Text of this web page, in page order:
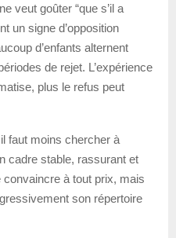
veut goûter “que s’il a
un signe d’opposition
d’enfants alternent
de rejet. L’expérience
plus le refus peut
faut moins chercher à
cadre stable, rassurant et
convaincre à tout prix, mais
son répertoire